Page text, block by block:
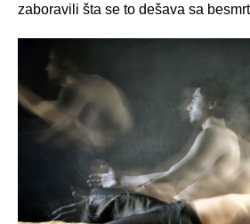
zaboravili šta se to dešava sa